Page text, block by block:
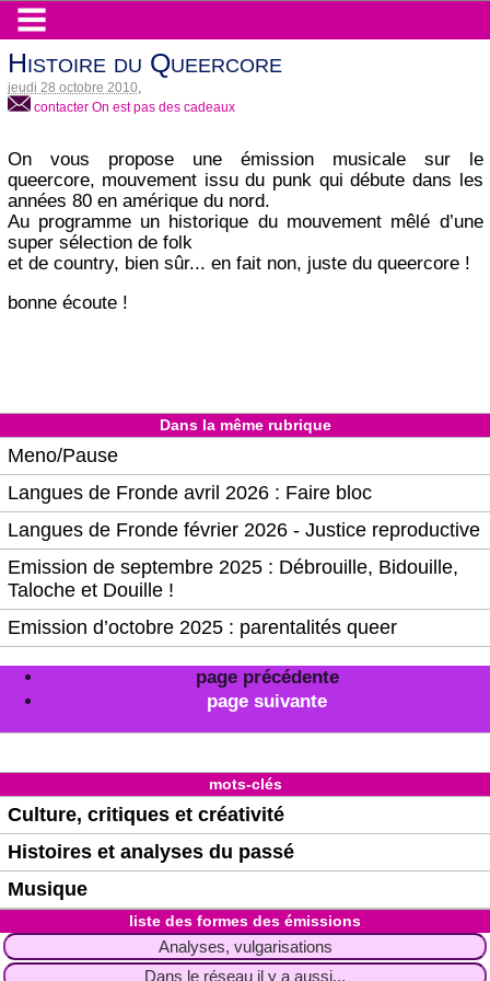
Histoire du Queercore
jeudi 28 octobre 2010
contacter On est pas des cadeaux
On vous propose une émission musicale sur le
queercore, mouvement issu du punk qui débute dans les
années 80 en amérique du nord.
Au programme un historique du mouvement mêlé d’une
super sélection de folk
et de country, bien sûr... en fait non, juste du queercore !
bonne écoute !
Dans la même rubrique
Meno/Pause
Langues de Fronde avril 2026 : Faire bloc
Langues de Fronde février 2026 - Justice reproductive
Emission de septembre 2025 : Débrouille, Bidouille,
Taloche et Douille !
Emission d’octobre 2025 : parentalités queer
page précédente
page suivante
mots-clés
Culture, critiques et créativité
Histoires et analyses du passé
Musique
liste des formes des émissions
Analyses, vulgarisations
Dans le réseau il y a aussi...